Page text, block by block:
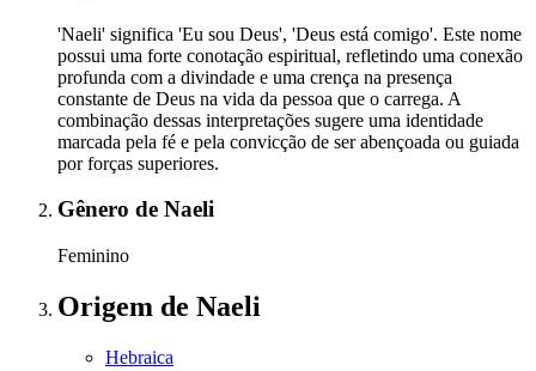
'Naeli' significa 'Eu sou Deus', 'Deus está comigo'. Este nome
possui uma forte conotação espiritual, refletindo uma conexão
profunda com a divindade e uma crença na presença
constante de Deus na vida da pessoa que o carrega. A
combinação dessas interpretações sugere uma identidade
marcada pela fé e pela convicção de ser abençoada ou guiada
por forças superiores.
Gênero de Naeli
Feminino
Origem de Naeli
Hebraica